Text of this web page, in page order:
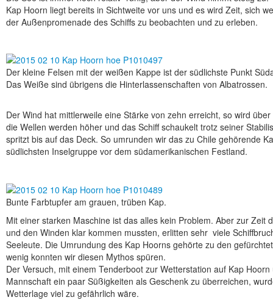
Kap Hoorn liegt bereits in Sichtweite vor uns und es wird Zeit, sich
der Außenpromenade des Schiffs zu beobachten und zu erleben.
Der kleine Felsen mit der weißen Kappe ist der südlichste Punkt
Das Weiße sind übrigens die Hinterlassenschaften von Albatrossen.
Der Wind hat mittlerweile eine Stärke von zehn erreicht, so wird
die Wellen werden höher und das Schiff schaukelt trotz seiner
spritzt bis auf das Deck. So umrunden wir das zu Chile gehörende
südlichsten Inselgruppe vor dem südamerikanischen Festland.
Bunte Farbtupfer am grauen, trüben Kap.
Mit einer starken Maschine ist das alles kein Problem. Aber zur Zeit
und den Winden klar kommen mussten, erlitten sehr viele
Seeleute. Die Umrundung des Kap Hoorns gehörte zu den
wenig konnten wir diesen Mythos spüren.
Der Versuch, mit einem Tenderboot zur Wetterstation auf Kap
Mannschaft ein paar Süßigkeiten als Geschenk zu überreichen,
Wetterlage viel zu gefährlich wäre.